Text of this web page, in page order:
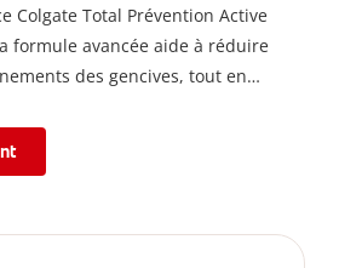
Colgate Total Prévention Active
formule avancée aide à réduire
des gencives, tout en